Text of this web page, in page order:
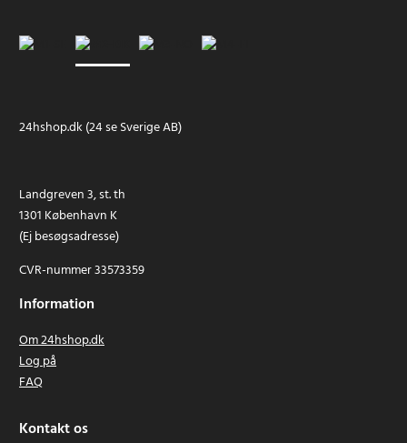
24hshop.dk (24 se Sverige AB)
Landgreven 3, st. th
1301 København K
(Ej besøgsadresse)
CVR-nummer 33573359
Information
Om 24hshop.dk
Log på
FAQ
Kontakt os